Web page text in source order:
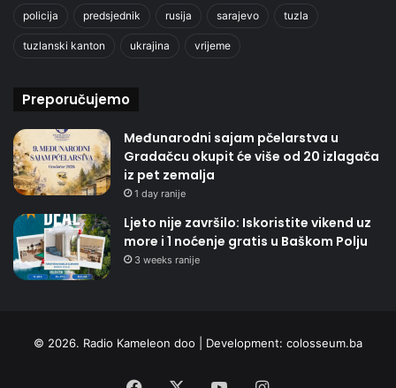
policija predsjednik rusija sarajevo tuzla
tuzlanski kanton ukrajina vrijeme
Preporučujemo
Međunarodni sajam pčelarstva u
Gradačcu okupit će više od 20 izlagača
iz pet zemalja
1 day ranije
Ljeto nije završilo: Iskoristite vikend uz
more i 1 noćenje gratis u Baškom Polju
3 weeks ranije
© 2026. Radio Kameleon doo | Development: colosseum.ba